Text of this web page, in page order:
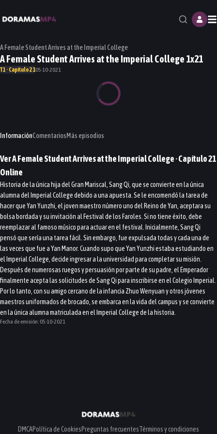
A Female Student Arrives at the Imperial College
A Female Student Arrives at the Imperial College 1x21
T1 · Capítulo 2105-10-2021
InformaciónComentariosMás episodios
VerA Female Student Arrives at the Imperial College· Capítulo21
Online
Historia de la única hija del Gran Mariscal, Sang Qi, que se convierte en la única
alumna del Imperial College debido a una apuesta. Se le encomendó la tarea de
hacer que Yan Yunzhi, el joven maestro número uno del Reino de Yan, aceptara su
bolsa bordada y su invitación al Festival de los Faroles. Si no tiene éxito, debe
reemplazar al famoso músico para actuar en el festival. Inicialmente, Sang Qi
pensó que sería una tarea fácil. Sin embargo, fue expulsada todas y cada una de
las veces que fue a Yan Manor. Cuando supo que Yan Yunzhi estaba estudiando en
el Imperial College, decide ingresar a la universidad para completar su misión.
Después de numerosas ruegos y persuasión por parte de su padre, el Emperador
finalmente acepta las solicitudes de Sang Qi para inscribirse en el Colegio Imperial.
Por lo tanto, con su amigo cercano de la infancia Zhuo Wenyuan y otros jóvenes
maestros uniformados de brocado, se embarca en la vida del campus y se convierte
en la única alumna matriculada en el Imperial College de la historia.
Fecha de emisión: 05-10-2021
DMCAPolítica de CookiesPreguntas frecuentesTérminos y condiciones